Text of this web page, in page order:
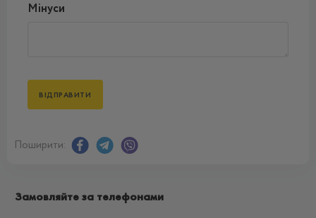
Мінуси
Поширити:
Замовляйте за телефонами